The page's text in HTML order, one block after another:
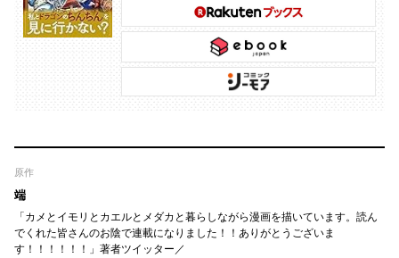
原作
端
「カメとイモリとカエルとメダカと暮らしながら漫画を描いています。読ん
でくれた皆さんのお陰で連載になりました！！ありがとうございま
す！！！！！！」著者ツイッター／